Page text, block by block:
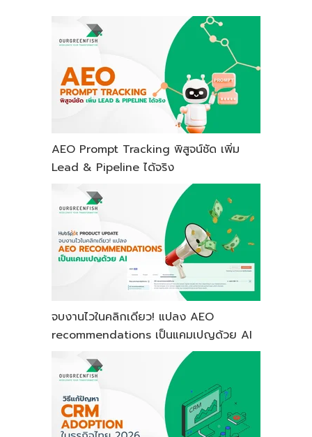
AEO Prompt Tracking พิสูจน์ชัด เพิ่ม
Lead & Pipeline ได้จริง
จบงานไวในคลิกเดียว! แปลง AEO
recommendations เป็นแคมเปญด้วย AI